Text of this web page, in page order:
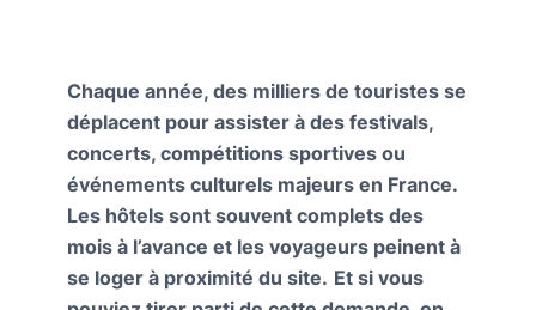
Chaque année, des milliers de touristes se
déplacent pour assister à des festivals,
concerts, compétitions sportives ou
événements culturels majeurs en France.
Les hôtels sont souvent complets des
mois à l’avance et les voyageurs peinent à
se loger à proximité du site. Et si vous